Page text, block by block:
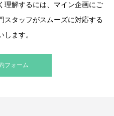
理解するには、マイン企画にご
スタッフがスムーズに対応する
ます。
フォーム